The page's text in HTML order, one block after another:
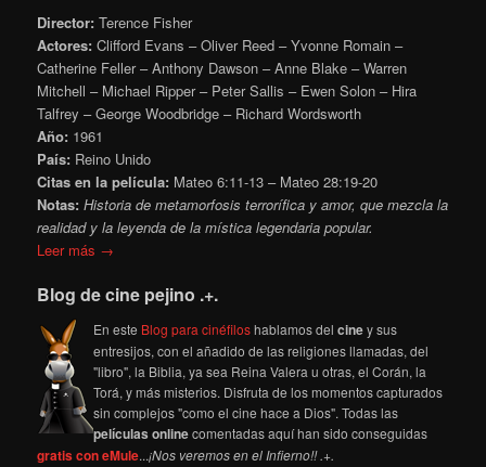
Director: Terence Fisher
Actores: Clifford Evans – Oliver Reed – Yvonne Romain –
Catherine Feller – Anthony Dawson – Anne Blake – Warren
Mitchell – Michael Ripper – Peter Sallis – Ewen Solon – Hira
Talfrey – George Woodbridge – Richard Wordsworth
Año: 1961
País: Reino Unido
Citas en la película: Mateo 6:11-13 – Mateo 28:19-20
Notas: Historia de metamorfosis terrorífica y amor, que mezcla la
realidad y la leyenda de la mística legendaria popular.
Leer más →
Blog de cine pejino .+.
En este Blog para cinéfiloshablamos delciney sus
entresijos, con el añadido de las religiones llamadas, del
"libro", la Biblia, ya sea Reina Valera u otras, el Corán, la
Torá, y más misterios. Disfruta de los momentos capturados
sin complejos "como el cine hace a Dios". Todas las
películas onlinecomentadas aquí han sido conseguidas
gratis con eMule...¡Nos veremos en el Infierno!! .+.